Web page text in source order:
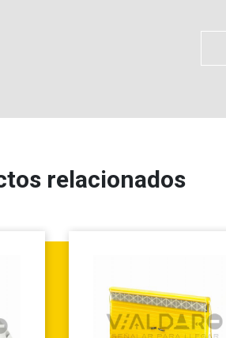
relacionados